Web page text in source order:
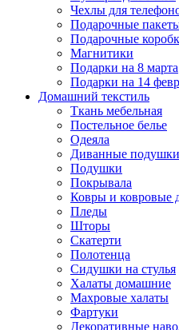
Чехлы для
Подарочные
Подарочные
Магнитики
Подарки на 8 марта
Подарки на 14
Домашний текстиль
Ткань мебельная
Постельное белье
Одеяла
Диванные подушки
Подушки
Покрывала
Ковры и ковровые
Пледы
Шторы
Скатерти
Полотенца
Сидушки на стулья
Халаты домашние
Махровые халаты
Фартуки
Декоративные